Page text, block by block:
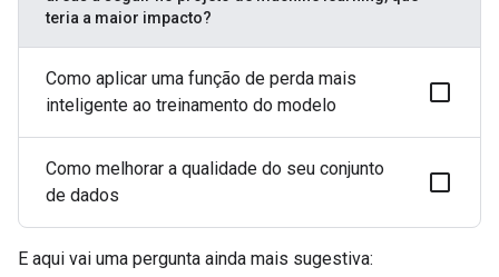
teria a maior impacto?
Como aplicar uma função de perda mais
inteligente ao treinamento do modelo
Como melhorar a qualidade do seu conjunto
de dados
E aqui vai uma pergunta ainda mais sugestiva: